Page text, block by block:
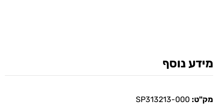
מידע נוסף
מק"ט: